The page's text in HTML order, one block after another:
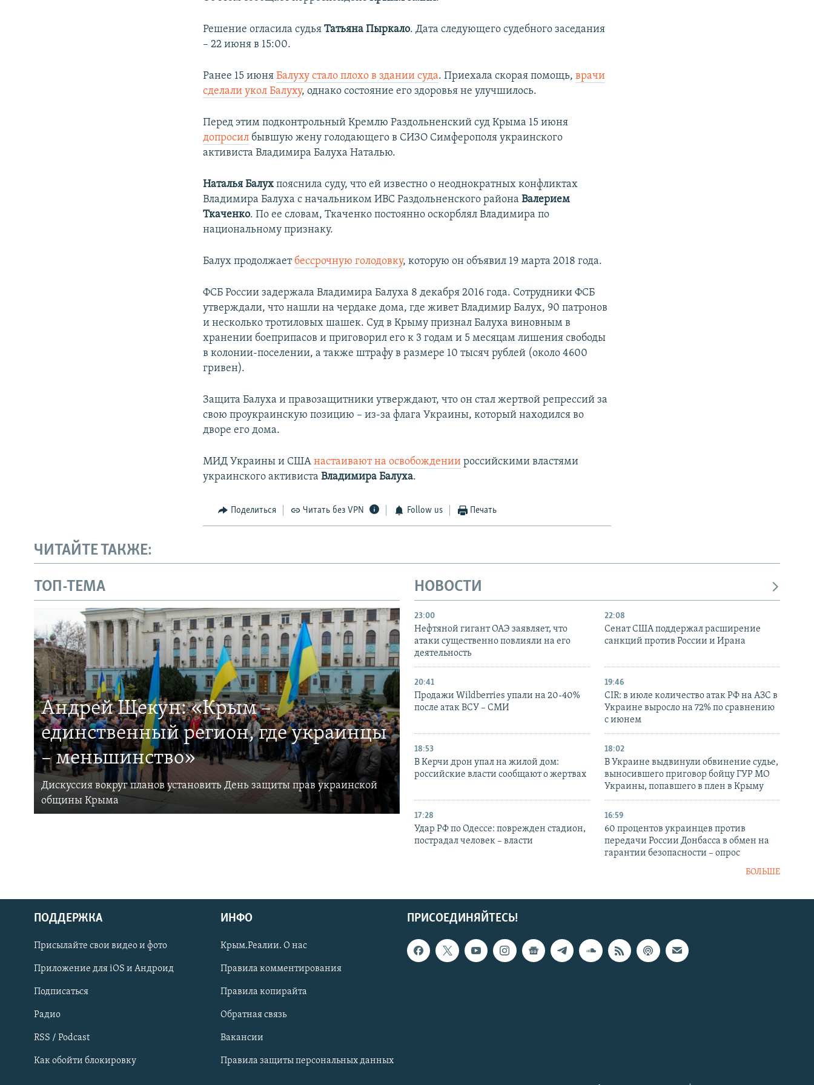
Українською
Qırımtatar
ПРИСОЕДИНЯЙТЕСЬ!
Решение огласила судьяТатьяна Пыркало. Дата следующего судебного заседания
– 22 июня в 15:00.
Ранее 15 июняБалуху стало плохо в здании суда. Приехала скорая помощь,врачи
сделали укол​ Балуху, однако состояние его здоровья не улучшилось.
Перед этим подконтрольный Кремлю Раздольненский суд Крыма 15 июня
допросил бывшую жену голодающего в СИЗО Симферополя украинского
активиста Владимира Балуха Наталью.
Наталья Балух пояснила суду, что ей известно о неоднократных конфликтах
Владимира Балуха с начальником ИВС Раздольненского районаВалерием
Ткаченко. По ее словам, Ткаченко постоянно оскорблял Владимира по
национальному признаку.
Балух продолжает бессрочную голодовку, которую он объявил 19 марта 2018 года.
ФСБ России задержала Владимира Балуха 8 декабря 2016 года. Сотрудники ФСБ
утверждали, что нашли на чердаке дома, где живет Владимир Балух, 90 патронов
и несколько тротиловых шашек. Суд в Крыму признал Балуха виновным в
хранении боеприпасов и приговорил его к 3 годам и 5 месяцам лишения свободы
в колонии-поселении, а также штрафу в размере 10 тысяч рублей (около 4600
гривен).
Защита Балуха и правозащитники утверждают, что он стал жертвой репрессий за
свою проукраинскую позицию – из-за флага Украины, который находился во
дворе его дома.
МИД Украины и СШАнастаивают на освобождении российскими властями
украинского активистаВладимира Балуха.
Поделиться Читать без VPN Follow us Печать
ЧИТАЙТЕ ТАКЖЕ:
ТОП-ТЕМА
Андрей Щекун: «Крым –
единственный регион, где украинцы
– меньшинство»
Дискуссия вокруг планов установить День защиты прав украинской
общины Крыма
НОВОСТИ
23:00
Нефтяной гигант ОАЭ заявляет, что
атаки существенно повлияли на его
деятельность
22:08
Сенат США поддержал расширение
санкций против России и Ирана
20:41
Продажи Wildberries упали на 20-40%
после атак ВСУ – СМИ
19:46
CIR: в июле количество атак РФ на АЗС в
Украине выросло на 72% по сравнению
с июнем
18:53
В Керчи дрон упал на жилой дом:
российские власти сообщают о жертвах
18:02
В Украине выдвинули обвинение судье,
выносившего приговор бойцу ГУР МО
Украины, попавшего в плен в Крыму
17:28
Удар РФ по Одессе: поврежден стадион,
пострадал человек – власти
16:59
60 процентов украинцев против
передачи России Донбасса в обмен на
гарантии безопасности – опрос
БОЛЬШЕ
ПРИСОЕДИНЯЙТЕСЬ!
ПОДДЕРЖКА
Присылайте свои видео и фото
Приложение для iOS и Андроид
Подписаться
Радио
RSS / Podcast
Как обойти блокировку
ИНФО
Крым.Реалии. О нас
Правила комментирования
Правила копирайта
Обратная связь
Вакансии
Правила защиты персональных данных